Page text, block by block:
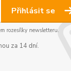
Přihlásit se
rozesílky newsletteru.
za 14 dní.